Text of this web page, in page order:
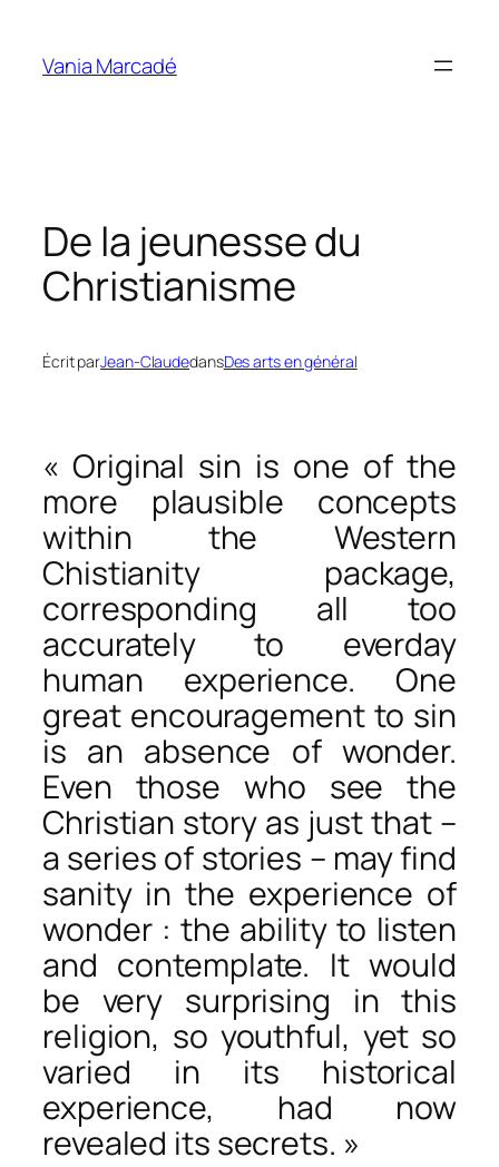
contenu
Vania Marcadé
De la jeunesse du
Christianisme
Écrit parJean-ClaudedansDes arts en général
« Original sin is one of the
more plausible concepts
within the Western
Chistianity package,
corresponding all too
accurately to everday
human experience. One
great encouragement to sin
is an absence of wonder.
Even those who see the
Christian story as just that –
a series of stories – may find
sanity in the experience of
wonder : the ability to listen
and contemplate. It would
be very surprising in this
religion, so youthful, yet so
varied in its historical
experience, had now
revealed its secrets. »